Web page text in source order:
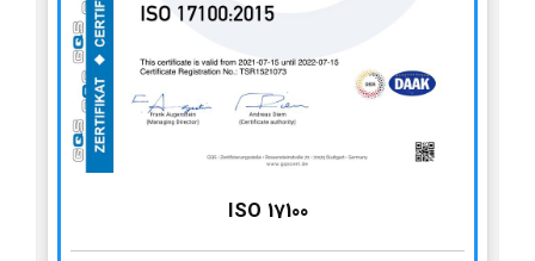
ISO 17100